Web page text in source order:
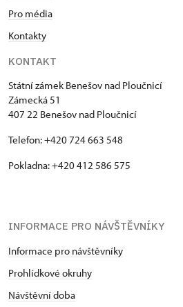
Pro média
Kontakty
KONTAKT
Státní zámek Benešov nad Ploučnicí
Zámecká 51
407 22 Benešov nad Ploučnicí
Telefon: +420 724 663 548
Pokladna: +420 412 586 575
INFORMACE PRO NÁVŠTĚVNÍKY
Informace pro návštěvníky
Prohlídkové okruhy
Návštěvní doba